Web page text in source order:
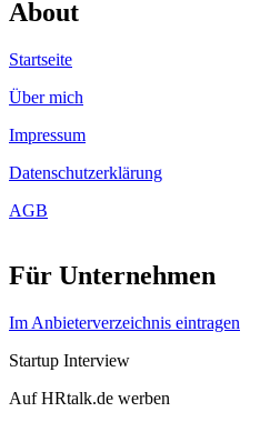
About
Startseite
Über mich
Impressum
Datenschutzerklärung
AGB
Für Unternehmen
Im Anbieterverzeichnis eintragen
Startup Interview
Auf HRtalk.de werben